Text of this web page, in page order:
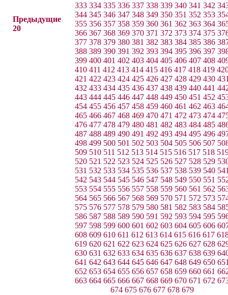
Предыдущие
20
333 334 335 336 337 338 339 340 341 342
344 345 346 347 348 349 350 351 352 353
355 356 357 358 359 360 361 362 363 364
366 367 368 369 370 371 372 373 374 375
377 378 379 380 381 382 383 384 385 386
388 389 390 391 392 393 394 395 396 397
399 400 401 402 403 404 405 406 407 408
410 411 412 413 414 415 416 417 418 419
421 422 423 424 425 426 427 428 429 430
432 433 434 435 436 437 438 439 440 441
443 444 445 446 447 448 449 450 451 452
454 455 456 457 458 459 460 461 462 463
465 466 467 468 469 470 471 472 473 474
476 477 478 479 480 481 482 483 484 485
487 488 489 490 491 492 493 494 495 496
498 499 500 501 502 503 504 505 506 507
509 510 511 512 513 514 515 516 517 518
520 521 522 523 524 525 526 527 528 529
531 532 533 534 535 536 537 538 539 540
542 543 544 545 546 547 548 549 550 551
553 554 555 556 557 558 559 560 561 562
564 565 566 567 568 569 570 571 572 573
575 576 577 578 579 580 581 582 583 584
586 587 588 589 590 591 592 593 594 595
597 598 599 600 601 602 603 604 605 606
608 609 610 611 612 613 614 615 616 617
619 620 621 622 623 624 625 626 627 628
630 631 632 633 634 635 636 637 638 639
641 642 643 644 645 646 647 648 649 650
652 653 654 655 656 657 658 659 660 661
663 664 665 666 667 668 669 670 671 672
674 675 676 677 678 679